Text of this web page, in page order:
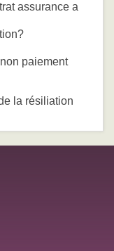
assurance a
paiement
la résiliation